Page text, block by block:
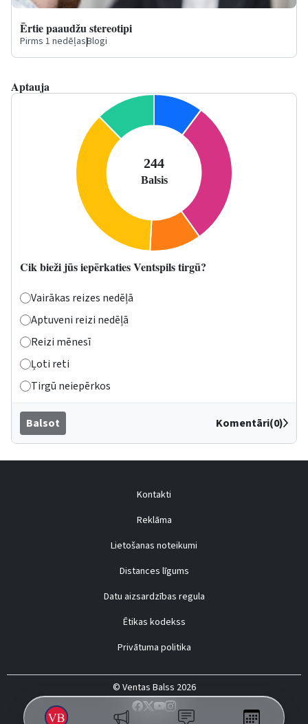
Ērtie paaudžu stereotipi
Pirms 1 nedēļas|Blogi
Aptauja
Cik bieži jūs iepērkaties Ventspils tirgū?
Vairākas reizes nedēļā
Aptuveni reizi nedēļā
Reizi mēnesī
Ļoti reti
Tirgū neiepērkos
Balsot Komentāri(0)
Kontakti
Reklāma
Lietošanas noteikumi
Distances līgums
Datu aizsardzības regula
Ētikas kodekss
Privātuma politika
© Ventas Balss 2026